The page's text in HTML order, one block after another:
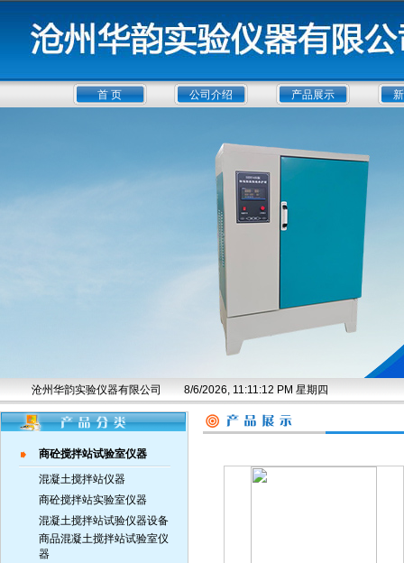
首 页 公司介绍 产品展示
沧州华韵实验仪器有限公司 8/6/2026, 11:11:12 PM 星期四
商砼搅拌站试验室仪器
混凝土搅拌站仪器
商砼搅拌站实验室仪器
混凝土搅拌站试验仪器设备
商品混凝土搅拌站试验室仪
器